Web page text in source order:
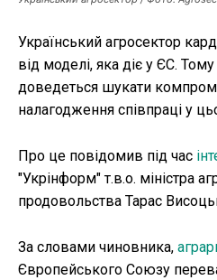
Український агросектор
від моделі, яка діє у ЄС. Тому
доведеться шукати
налагодження співпраці у
Про це повідомив під час
"Укрінформ" т.в.о. міністра
продовольства Тарас
За словами чиновника,
Європейського Союзу